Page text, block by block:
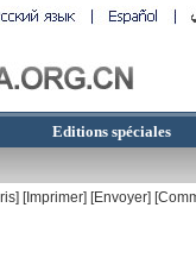
Editions spéciales
[Imprimer] [Envoyer]